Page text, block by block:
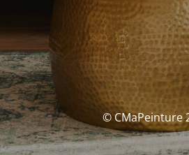
© CMaPeinture